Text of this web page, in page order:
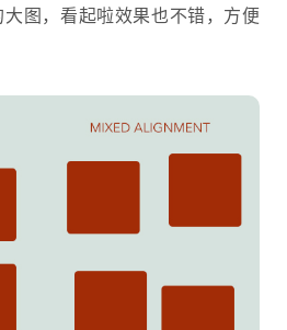
图，看起啦效果也不错，方便